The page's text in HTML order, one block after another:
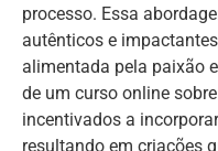
processo. Essa
autênticos e
alimentada pela paixão
de um curso online
incentivados a
resultando em criações